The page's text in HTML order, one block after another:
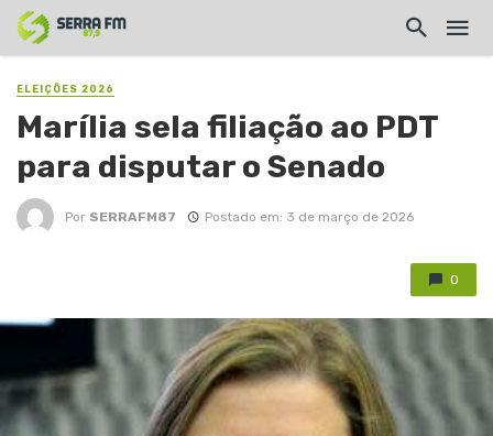
ELEIÇÕES 2026
Marília sela filiação ao PDT
para disputar o Senado
Por SERRAFM87 Postado em: 3 de março de 2026
0